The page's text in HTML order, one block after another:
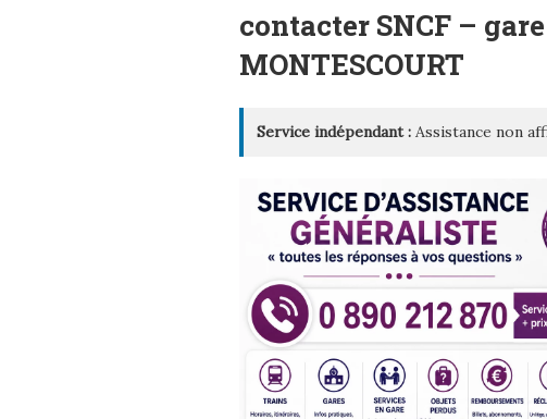
contacter SNCF –
MONTESCOURT
Service indépendant : Assistance non